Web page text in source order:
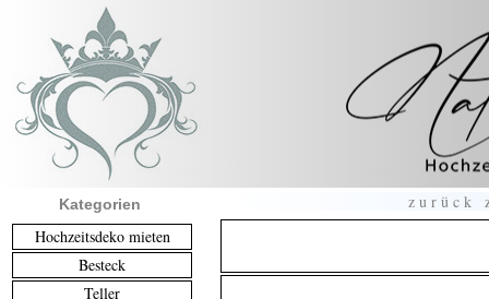
Kategorien
zurück
Hochzeitsdeko mieten
Besteck
Teller